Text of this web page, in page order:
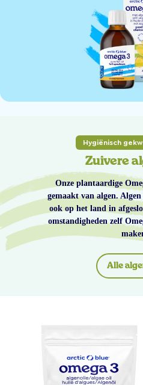
Hygiënisch
Zuivere
Onze plantaardige
gemaakt van algen.
ook op het land in
omstandigheden zelf
Alle